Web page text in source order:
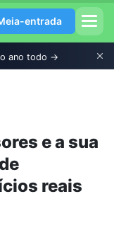
entrada
o ano todo →
e a sua
reais